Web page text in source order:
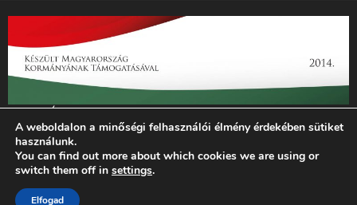
„Az Új Ember katolikus hetilap 2014. évi működésének
támogatását az EGYH-KCP-14-P-0121 sz. támogatási
szerződés keretében 3 000 000 Ft összegben támogatta az
Emberi Erőforrások Minisztériuma.”
© 2026 Magyar Kurír - Új Ember
A weboldalon a minőségi felhasználói élmény érdekében sütiket
használunk.
You can find out more about which cookies we are using or
switch them off in settings.
Elfogad